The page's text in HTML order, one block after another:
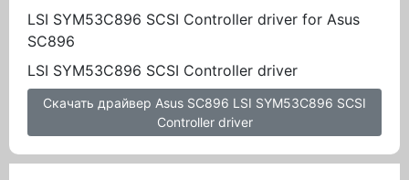
LSI SYM53C896 SCSI Controller driver for Asus
SC896
LSI SYM53C896 SCSI Controller driver
Скачать драйвер Asus SC896 LSI SYM53C896 SCSI
Controller driver